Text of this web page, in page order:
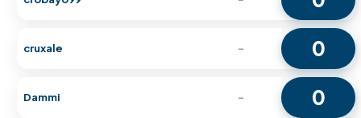
cruxale - 0
Dammi - 0